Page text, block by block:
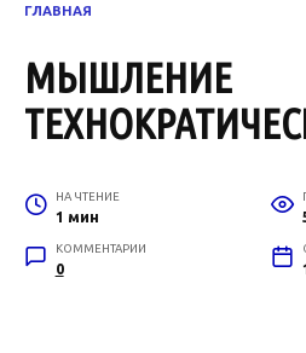
ГЛАВНАЯ
МЫШЛЕНИЕ
НА ЧТЕНИЕ
1 мин
КОММЕНТАРИИ
0